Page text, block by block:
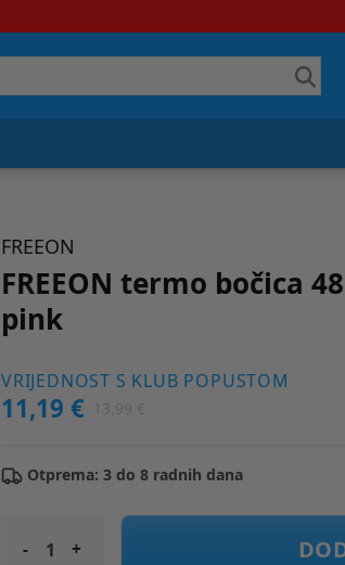
FREEON
FREEON termo bočica
pink
VRIJEDNOST S KLUB POPUSTOM
11,19 €
Otprema: 3 do 8 radnih dana
FREEON termo bočica 480 ml maca pink